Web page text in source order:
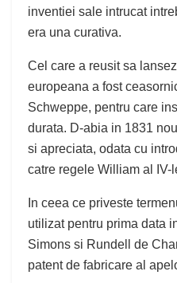
inventiei sale intrucat
era una curativa.
Cel care a reusit sa
europeana a fost
Schweppe, pentru care
durata. D-abia in 1831
si apreciata, odata cu
catre regele William al IV-
In ceea ce priveste
utilizat pentru prima data
Simons si Rundell de
patent de fabricare al